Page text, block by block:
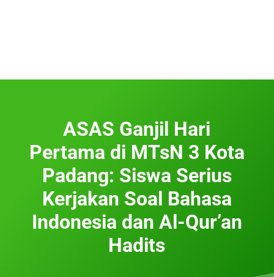
ASAS Ganjil Hari
Pertama di MTsN 3 Kota
Padang: Siswa Serius
Kerjakan Soal Bahasa
Indonesia dan Al-Qur’an
Hadits